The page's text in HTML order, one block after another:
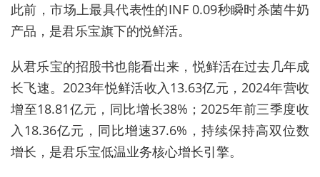
此前，市场上最具代表性的INF 0.09秒瞬时杀菌牛奶
产品，是君乐宝旗下的悦鲜活。
从君乐宝的招股书也能看出来，悦鲜活在过去几年成
长飞速。2023年悦鲜活收入13.63亿元，2024年营收
增至18.81亿元，同比增长38%；2025年前三季度收
入18.36亿元，同比增速37.6%，持续保持高双位数
增长，是君乐宝低温业务核心增长引擎。